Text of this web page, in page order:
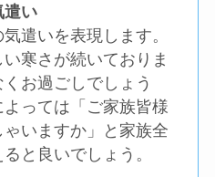
遣い
遣いを表現します。
寒さが続いておりま
お過ごしでしょう
っては「ご家族皆様
いますか」と家族全
と良いでしょう。